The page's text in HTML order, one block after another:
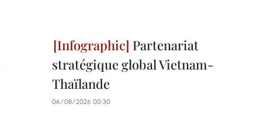
Partenariat
stratégique global Vietnam-
Thaïlande
06/08/2026 00:30